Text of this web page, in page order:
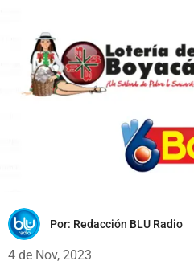
Por: Redacción BLU Radio
4 de Nov, 2023